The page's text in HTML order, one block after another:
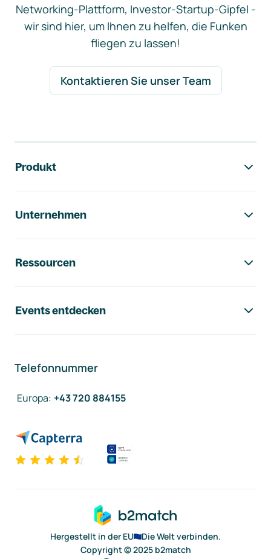
Networking-Plattform, Investor-Startup-Gipfel -
wir sind hier, um Ihnen zu helfen, die Funken
fliegen zu lassen!
Kontaktieren Sie unser Team
Produkt
Unternehmen
Ressourcen
Events entdecken
Telefonnummer
Europa: +43 720 884155
Hergestellt in der EU
Die Welt verbinden.
Copyright © 2025 b2match